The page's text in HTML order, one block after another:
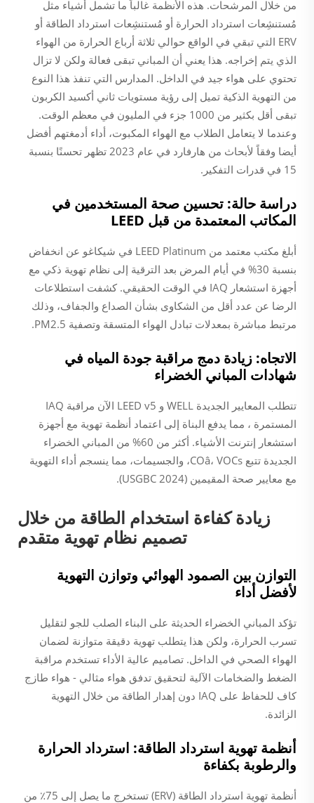
من خلال المرشحات. هذه الأنظمة غالباً ما تشمل أشياء مثل
مُستنشِعات استرداد الحرارة أو مُستنشِعات استرداد الطاقة أو
ERV التي تبقي في الواقع حوالي ثلاثة أرباع الحرارة من الهواء
الذي يتم إخراجه. هذا يعني أن المباني تبقى فعالة ولكن لا تزال
تحتوي على هواء جيد في الداخل. المدارس التي تنفذ هذا النوع
من التهوية الذكية تميل إلى رؤية مستويات ثاني أكسيد الكربون
تبقى أقل بكثير من 1000 جزء في المليون في معظم الوقت.
وعندما لا يتعامل الطلاب مع الهواء المكبوت، أداء أدمغتهم أفضل
أيضا وفقاً لأبحاث من هارفارد في عام 2023 تظهر تحسنًا بنسبة
15 في قدرات التفكير.
دراسة حالة: تحسين صحة المستخدمين في
المكاتب المعتمدة من قبل LEED
أبلغ مكتب معتمد من LEED Platinum في شيكاغو عن انخفاض
بنسبة 30% في أيام المرض بعد الترقية إلى نظام تهوية ذكي مع
أجهزة استشعار IAQ في الوقت الحقيقي. كشفت استطلاعات
الرضا عن عدد أقل من الشكاوى بشأن الصداع والجفاف، وذلك
مرتبط مباشرة بمعدلات تبادل الهواء المتسقة وتصفية PM2.5.
الاتجاه: زيادة دمج مراقبة جودة المياه في
شهادات المباني الخضراء
تتطلب المعايير الجديدة WELL و LEED v5 الآن مراقبة IAQ
المستمرة ، مما يدفع البناة إلى اعتماد أنظمة تهوية مع أجهزة
استشعار إنترنت الأشياء. أكثر من 60% من المباني الخضراء
الجديدة تتبع COâ، VOCs، والجسيمات، مما ينسجم أداء التهوية
مع معايير صحة المقيمين (USGBC 2024).
زيادة كفاءة استخدام الطاقة من خلال
تصميم نظام تهوية متقدم
التوازن بين الصمود الهوائي وتوازن التهوية
لأفضل أداء
تؤكد المباني الخضراء الحديثة على البناء الصلب للجو لتقليل
تسرب الحرارة، ولكن هذا يتطلب تهوية دقيقة متوازنة لضمان
الهواء الصحي في الداخل. تصاميم عالية الأداء تستخدم مراقبة
الضغط والضخامات الآلية لتحقيق تدفق هواء مثالي - هواء طازج
كاف للحفاظ على IAQ دون إهدار الطاقة من خلال التهوية
الزائدة.
أنظمة تهوية استرداد الطاقة: استرداد الحرارة
والرطوبة بكفاءة
أنظمة تهوية استرداد الطاقة (ERV) تستخرج ما يصل إلى 75٪ من